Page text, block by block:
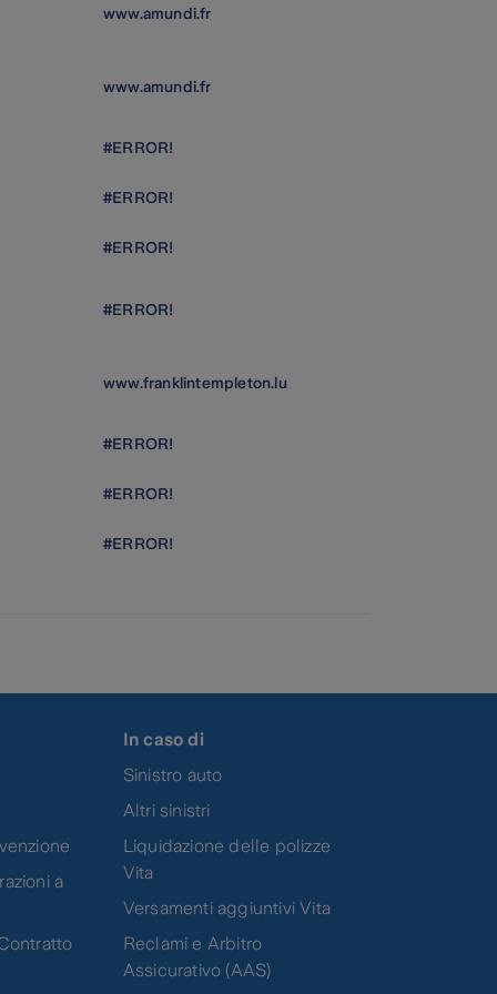
www.amundi.fr
www.amundi.fr
#ERROR!
#ERROR!
#ERROR!
#ERROR!
www.franklintempleton.lu
#ERROR!
#ERROR!
#ERROR!
a
In caso di
Sinistro auto
Altri sinistri
Liquidazione delle polizze
Vita
Versamenti aggiuntivi Vita
Reclami e Arbitro
Assicurativo (AAS)